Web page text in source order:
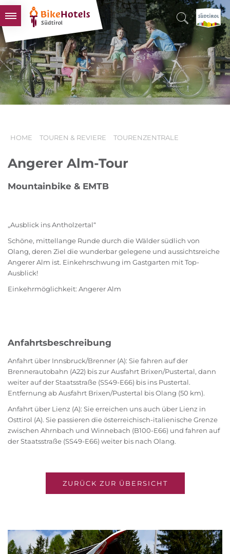
BIKEHOTELS
HOTELS & PAKETE
TOUREN & REVIERE
SÜDTIROL & WIR
HOME TOUREN & REVIERE TOURENZENTRALE
Angerer Alm-Tour
Mountainbike & EMTB
„Ausblick ins Antholzertal“
Schöne, mittellange Runde durch die Wälder südlich von
Olang, deren Ziel die wunderbar gelegene und aussichtsreiche
Angerer Alm ist. Einkehrschwung im Gastgarten mit Top-
Ausblick!
Einkehrmöglichkeit: Angerer Alm
Anfahrtsbeschreibung
Anfahrt über Innsbruck/Brenner (A): Sie fahren auf der
Brennerautobahn (A22) bis zur Ausfahrt Brixen/Pustertal, dann
weiter auf der Staatsstraße (SS49-E66) bis ins Pustertal.
Entfernung ab Ausfahrt Brixen/Pustertal bis Olang (50 km).
Anfahrt über Lienz (A): Sie erreichen uns auch über Lienz in
Osttirol (A). Sie passieren die österreichisch-italienische Grenze
zwischen Ahrnbach und Winnebach (B100-E66) und fahren auf
der Staatsstraße (SS49-E66) weiter bis nach Olang.
ZURÜCK ZUR ÜBERSICHT